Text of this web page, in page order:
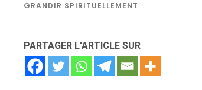
GRANDIR SPIRITUELLEMENT
PARTAGER L'ARTICLE SUR